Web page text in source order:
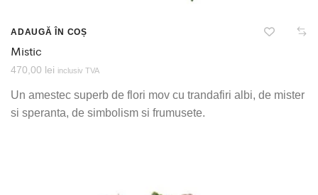
ADAUGĂ ÎN COȘ
Mistic
470,00 lei inclusiv TVA
Un amestec superb de flori mov cu trandafiri albi, de mister
si speranta, de simbolism si frumusete.